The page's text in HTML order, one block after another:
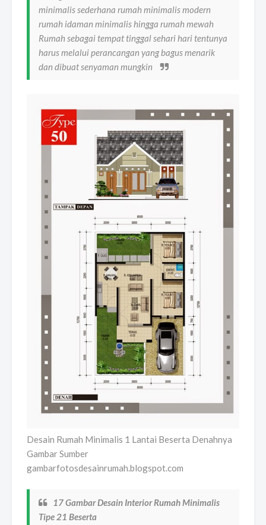
minimalis sederhana rumah minimalis modern
rumah idaman minimalis hingga rumah mewah
Rumah sebagai tempat tinggal sehari hari tentunya
harus melalui perancangan yang bagus menarik
dan dibuat senyaman mungkin
Desain Rumah Minimalis 1 Lantai Beserta Denahnya
Gambar Sumber
gambarfotosdesainrumah.blogspot.com
17 Gambar Desain Interior Rumah Minimalis
Tipe 21 Beserta